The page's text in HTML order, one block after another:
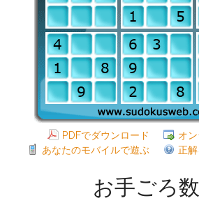
PDFでダウンロード
オ
あなたのモバイルで遊ぶ
正
お手ごろ